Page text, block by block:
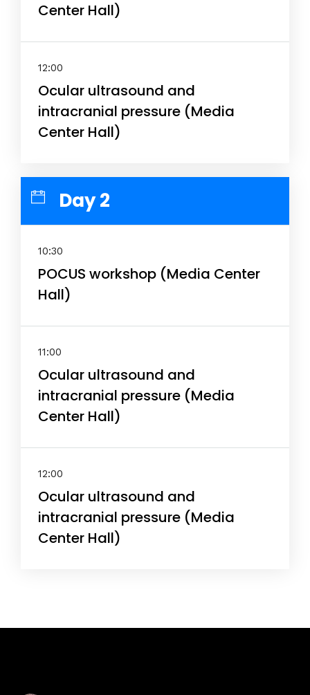
Center Hall)
12:00
Ocular ultrasound and
intracranial pressure (Media
Center Hall)
Day 2
10:30
POCUS workshop (Media Center
Hall)
11:00
Ocular ultrasound and
intracranial pressure (Media
Center Hall)
12:00
Ocular ultrasound and
intracranial pressure (Media
Center Hall)
Speakers